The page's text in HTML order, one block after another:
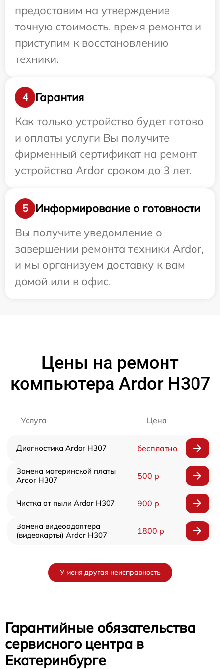
предоставим на утверждение
точную стоимость, время ремонта и
приступим к восстановлению
техники.
4
Гарантия
Как только устройство будет готово
и оплаты услуги Вы получите
фирменный сертификат на ремонт
устройства Ardor сроком до 3 лет.
5
Информирование о готовности
Вы получите уведомление о
завершении ремонта техники Ardor,
и мы организуем доставку к вам
домой или в офис.
Цены на ремонт
компьютера Ardor H307
Услуга Цена
Диагностика Ardor H307 бесплатно
Замена материнской платы
Ardor H307
500 р
Чистка от пыли Ardor H307 900 р
Замена видеоадаптера
(видеокарты) Ardor H307
1800 р
У меня другая неисправность
Гарантийные обязательства
сервисного центра в
Екатеринбурге